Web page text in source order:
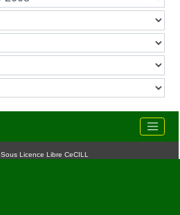
Sous Licence Libre CeCILL